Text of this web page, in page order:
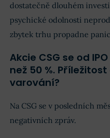
dostatečně dlouhém
psychické odolnosti
zbytek trhu propadne
Akcie CSG se od
než 50 %.
varování?
Na CSG se v posledních
negativních zpráv.